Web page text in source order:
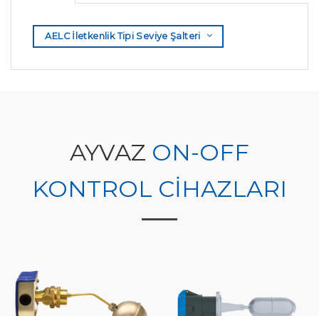
AELC İletkenlik Tipi Seviye Şalteri
AYVAZ ON-OFF
KONTROL CİHAZLARI